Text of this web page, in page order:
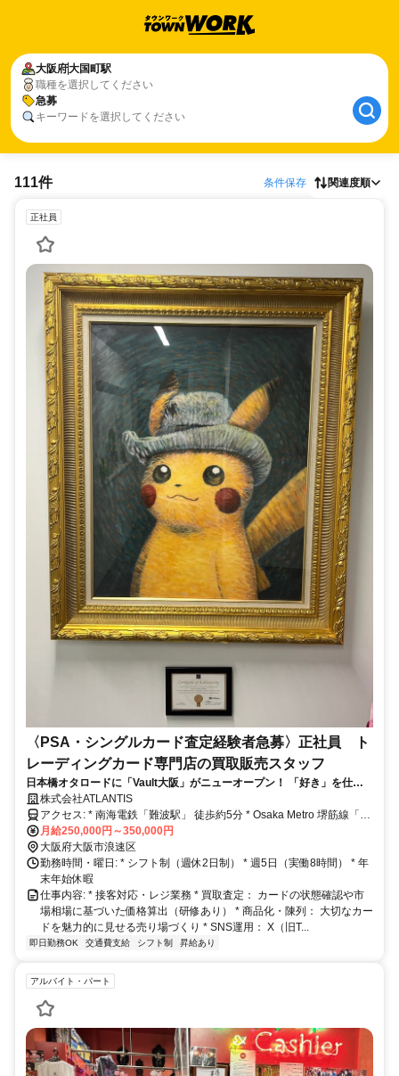
大阪府大国町駅
職種を選択してください
急募
キーワードを選択してください
111件 条件保存 関連度順
正社員
〈PSA・シングルカード査定経験者急募〉正社員 ト
レーディングカード専門店の買取販売スタッフ
日本橋オタロードに「Vault大阪」がニューオープン！ 「好き」を仕事
に、自分らしいスタイルで。オープンからありがたいことに業績好調の
ため追加募集！
株式会社ATLANTIS
アクセス: * 南海電鉄「難波駅」 徒歩約5分 * Osaka Metro 堺筋線「恵
美須町駅」 徒歩約5分 * Osaka Metro 御堂筋線「なんば駅」 徒歩約10
分 * 近鉄難波線「大阪難波駅」 徒歩約12分
月給250,000円～350,000円
大阪府大阪市浪速区
勤務時間・曜日: * シフト制（週休2日制） * 週5日（実働8時間） * 年
末年始休暇
仕事内容: * 接客対応・レジ業務 * 買取査定： カードの状態確認や市
場相場に基づいた価格算出（研修あり） * 商品化・陳列： 大切なカー
ドを魅力的に見せる売り場づくり * SNS運用： X（旧T...
即日勤務OK 交通費支給 シフト制 昇給あり
アルバイト・パート